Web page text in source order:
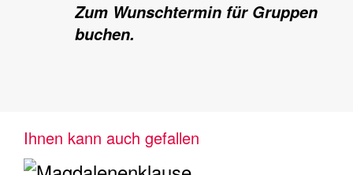
Zum Wunschtermin für Gruppen
buchen.
Ihnen kann auch gefallen